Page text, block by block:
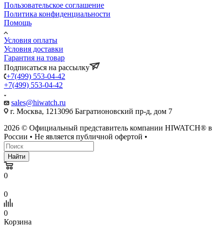
Пользовательское соглашение
Политика конфиденциальности
Помощь
Условия оплаты
Условия доставки
Гарантия на товар
Подписаться на рассылку
+7(499) 553-04-42
+7(499) 553-04-42
sales@hiwatch.ru
г. Москва, 121309б Багратионовский пр-д, дом 7
2026 © Официальный представитель компании HIWATCH® в
России • Не является публичной офертой •
Найти
0
0
0
Корзина